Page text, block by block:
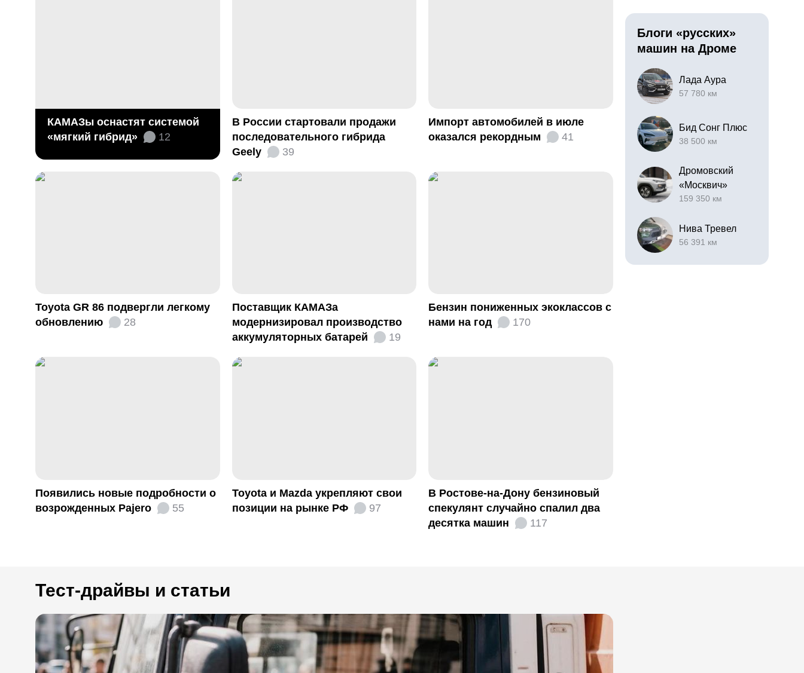
КАМАЗы оснастят системой
«мягкий гибрид»
12
В России стартовали продажи
последовательного гибрида
Geely
39
Импорт автомобилей в июле
оказался рекордным
41
Toyota GR 86 подвергли легкому
обновлению
28
Поставщик КАМАЗа
модернизировал производство
аккумуляторных батарей
19
Бензин пониженных экоклассов с
нами на год
170
Появились новые подробности о
возрожденных Pajero
55
Toyota и Mazda укрепляют свои
позиции на рынке РФ
97
В Ростове-на-Дону бензиновый
спекулянт случайно спалил два
десятка машин
117
Тест-драйвы и статьи
Блоги «русских»
машин на Дроме
Лада Аура
57 780 км
Бид Сонг Плюс
38 500 км
Дромовский
«Москвич»
159 350 км
Нива Тревел
56 391 км